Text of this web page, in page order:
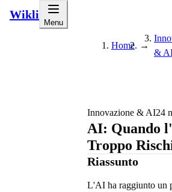
Wikli
Menu
Home →
&
Innovazione & AI24
AI: Quando
Troppo
Riassunto
L'AI ha raggiunto un